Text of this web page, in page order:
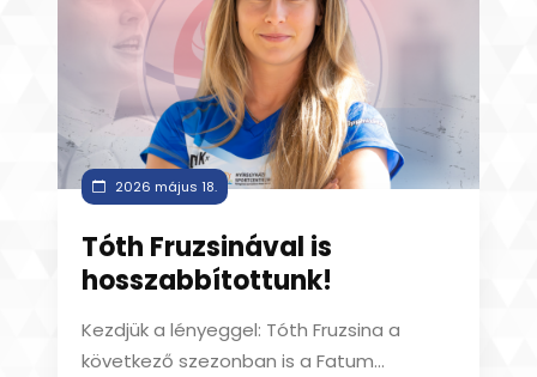
2026 május 18.
Tóth Fruzsinával is
hosszabbítottunk!
Kezdjük a lényeggel: Tóth Fruzsina a
következő szezonban is a Fatum